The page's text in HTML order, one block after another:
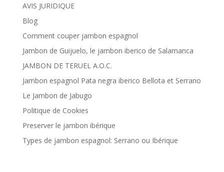
AVIS JURIDIQUE
Blog
Comment couper jambon espagnol
Jambon de Guijuelo, le jambon iberico de Salamanca
JAMBON DE TERUEL A.O.C.
Jambon espagnol Pata negra iberico Bellota et Serrano
Le Jambon de Jabugo
Politique de Cookies
Preserver le jambon ibérique
Types de jambon espagnol: Serrano ou Ibérique